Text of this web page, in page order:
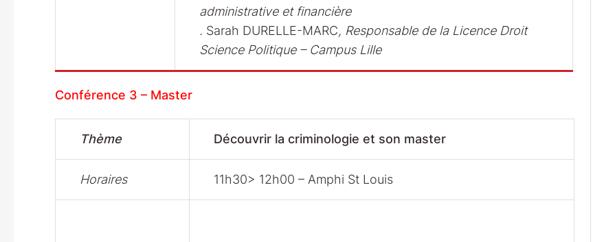
administrative et financière
. Sarah DURELLE-MARC, Responsable de la Licence Droit
Science Politique – Campus Lille
Conférence 3 – Master
Thème Découvrir la criminologie et son master
Horaires 11h30> 12h00 – Amphi St Louis